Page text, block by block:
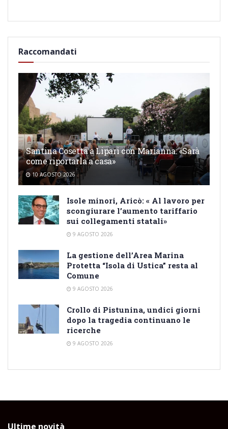
Raccomandati
Santina Cosetta a Lipari con Marianna: «Sarà
come riportarla a casa»
10 AGOSTO 2026
Isole minori, Aricò: « Al lavoro per
scongiurare l’aumento tariffario
sui collegamenti statali»
9 AGOSTO 2026
La gestione dell’Area Marina
Protetta “Isola di Ustica” resta al
Comune
9 AGOSTO 2026
Crollo di Pistunina, undici giorni
dopo la tragedia continuano le
ricerche
9 AGOSTO 2026
Ultime novità